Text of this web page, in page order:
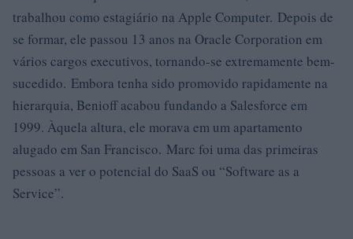
trabalhou como estagiário na Apple Computer. Depois de
se formar, ele passou 13 anos na Oracle Corporation em
vários cargos executivos, tornando-se extremamente bem-
sucedido. Embora tenha sido promovido rapidamente na
hierarquia, Benioff acabou fundando a Salesforce em
1999. Àquela altura, ele morava em um apartamento
alugado em San Francisco. Marc foi uma das primeiras
pessoas a ver o potencial do SaaS ou “Software as a
Service”.